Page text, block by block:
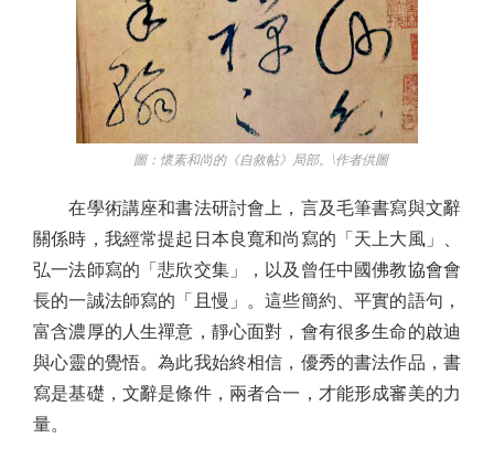
圖：懷素和尚的《自敘帖》局部。\作者供圖
在學術講座和書法研討會上，言及毛筆書寫與文辭
關係時，我經常提起日本良寬和尚寫的「天上大風」、
弘一法師寫的「悲欣交集」，以及曾任中國佛教協會會
長的一誠法師寫的「且慢」。這些簡約、平實的語句，
富含濃厚的人生禪意，靜心面對，會有很多生命的啟迪
與心靈的覺悟。為此我始終相信，優秀的書法作品，書
寫是基礎，文辭是條件，兩者合一，才能形成審美的力
量。